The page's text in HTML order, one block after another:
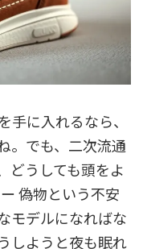
に入れるなら、
。でも、二次流通
どうしても頭をよ
偽物という不安
モデルになればな
しようと夜も眠れ